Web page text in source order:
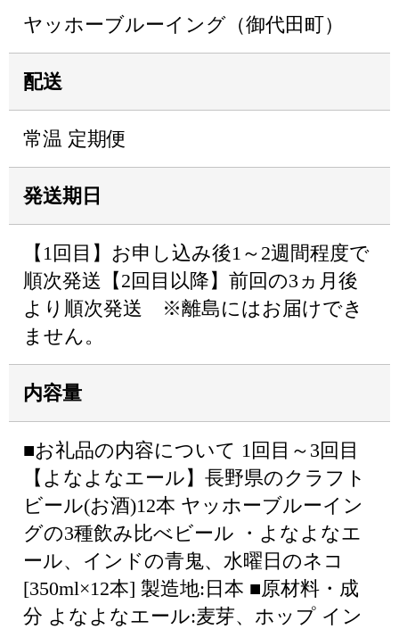
ヤッホーブルーイング（御代田町）
配送
常温 定期便
発送期日
【1回目】お申し込み後1～2週間程度で
順次発送【2回目以降】前回の3ヵ月後
より順次発送 ※離島にはお届けでき
ません。
内容量
■お礼品の内容について 1回目～3回目
【よなよなエール】長野県のクラフト
ビール(お酒)12本 ヤッホーブルーイン
グの3種飲み比べビール ・よなよなエ
ール、インドの青鬼、水曜日のネコ
[350ml×12本] 製造地:日本 ■原材料・成
分 よなよなエール:麦芽、ホップ イン